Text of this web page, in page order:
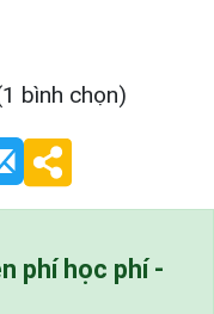
bình chọn)
phí học phí -